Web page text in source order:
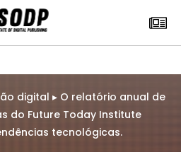
digital ▸ O relatório anual de
do Future Today Institute
tecnológicas.